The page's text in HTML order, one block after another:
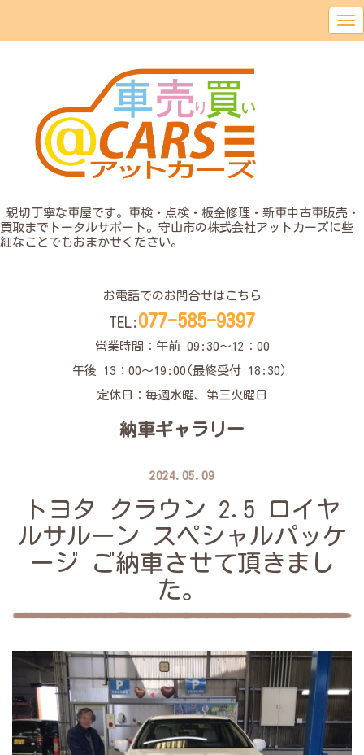
親切丁寧な車屋です。車検・点検・板金修理・新車中古車販売・
買取までトータルサポート。守山市の株式会社アットカーズに些
細なことでもおまかせください。
お電話でのお問合せはこちら
TEL: 077-585-9397
営業時間：午前 09:30〜12：00
午後 13：00～19:00(最終受付 18:30）
定休日：毎週水曜、第三火曜日
納車ギャラリー
2024.05.09
トヨタ クラウン 2.5 ロイヤ
ルサルーン スペシャルパッケ
ージ ご納車させて頂きまし
た。